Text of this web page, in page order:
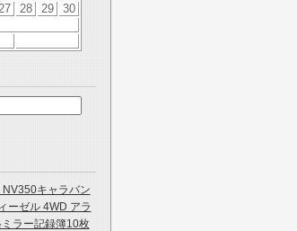
28 29
30
キャラバン
ーゼル 4WD アラ
ラー記録簿10枚